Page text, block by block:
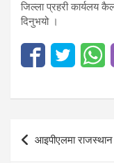
जिल्ला प्रहरी कार्यलय
दिनुभयो ।
Post
navigation
आइपीएलमा राजस्थान